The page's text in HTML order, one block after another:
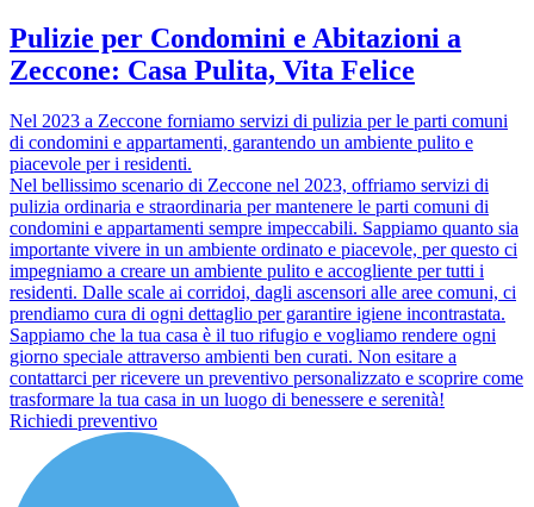
Pulizie per Condomini e Abitazioni a
Zeccone: Casa Pulita, Vita Felice
Nel 2023 a Zeccone forniamo servizi di pulizia per le parti comuni
di condomini e appartamenti, garantendo un ambiente pulito e
piacevole per i residenti.
Nel bellissimo scenario di Zeccone nel 2023, offriamo servizi di
pulizia ordinaria e straordinaria per mantenere le parti comuni di
condomini e appartamenti sempre impeccabili. Sappiamo quanto sia
importante vivere in un ambiente ordinato e piacevole, per questo ci
impegniamo a creare un ambiente pulito e accogliente per tutti i
residenti. Dalle scale ai corridoi, dagli ascensori alle aree comuni, ci
prendiamo cura di ogni dettaglio per garantire igiene incontrastata.
Sappiamo che la tua casa è il tuo rifugio e vogliamo rendere ogni
giorno speciale attraverso ambienti ben curati. Non esitare a
contattarci per ricevere un preventivo personalizzato e scoprire come
trasformare la tua casa in un luogo di benessere e serenità!
Richiedi preventivo